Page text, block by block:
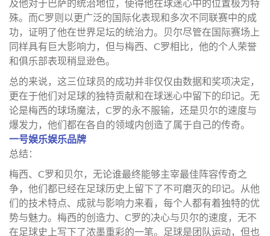
及他对于巴萨的统治地位，使得他在球迷心中的位置极为特
殊。而C罗则以更广泛的国际化表现和多次不同联赛中的成
功，证明了他在世界足坛的统治力。贝尔尽管在国际赛场上
同样具有巨大影响力，但与梅西、C罗相比，他的个人荣誉
和俱乐部表现稍显逊色。
总的来说，这三位球员的成功并非仅仅由数据和奖项决定，
更在于他们对足球的独特贡献和在球迷心中留下的印记。无
论是梅西的球场魔法，C罗的永不服输，还是贝尔的速度与
爆发力，他们都在各自的领域内创造了属于自己的传奇。
一号娱乐娱乐品牌
总结：
梅西、C罗和贝尔，无论谁最终能够主宰最佳阵容传奇之
争，他们都已经在足球历史上留下了不可磨灭的印记。从他
们的技术特点、成就与影响力来看，每个人都有着独特的优
势与魅力。梅西的创造力、C罗的决心与贝尔的速度，无不
在足球史上写下了浓墨重彩的一笔。足球是团队运动，但也